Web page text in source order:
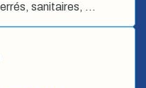
sanitaires, …